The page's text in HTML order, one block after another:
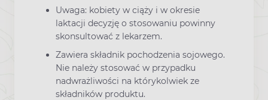
Uwaga: kobiety w ciąży i w okresie
laktacji decyzję o stosowaniu powinny
skonsultować z lekarzem.
Zawiera składnik pochodzenia sojowego.
Nie należy stosować w przypadku
nadwrażliwości na którykolwiek ze
składników produktu.